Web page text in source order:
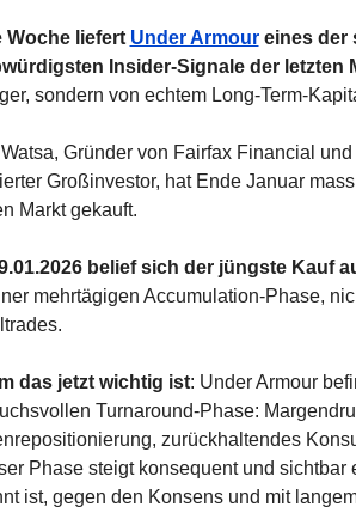
Woche liefert Under Armour eines der
Insider-Signale der letzten
sondern von echtem Long-Term-
Gründer von Fairfax Financial
Großinvestor, hat Ende Januar
Markt gekauft.
belief sich der jüngste Kauf
mehrtägigen Accumulation-Phase,
das jetzt wichtig ist: Under Armour
Turnaround-Phase:
zurückhaltendes
Phase steigt konsequent und sichtbar
ist, gegen den Konsens und mit